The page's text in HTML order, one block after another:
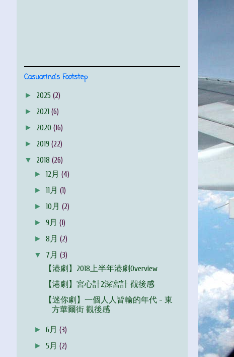
Casuarina's Footstep
► 2025 (2)
► 2021 (6)
► 2020 (16)
► 2019 (22)
▼ 2018 (26)
►12月(4)
►11月(1)
►10月(2)
►9月(1)
►8月(2)
▼ 7月(3)
【港劇】2018上半年港劇Overview
【港劇】宮心計2深宮計 觀後感
【迷你劇】一個人人皆輸的年代 - 東
方華爾街 觀後感
►6月(3)
►5月(2)